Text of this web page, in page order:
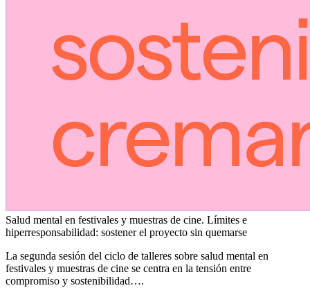
Salud mental en festivales y muestras de cine. Límites e
hiperresponsabilidad: sostener el proyecto sin quemarse
La segunda sesión del ciclo de talleres sobre salud mental en
festivales y muestras de cine se centra en la tensión entre
compromiso y sostenibilidad….